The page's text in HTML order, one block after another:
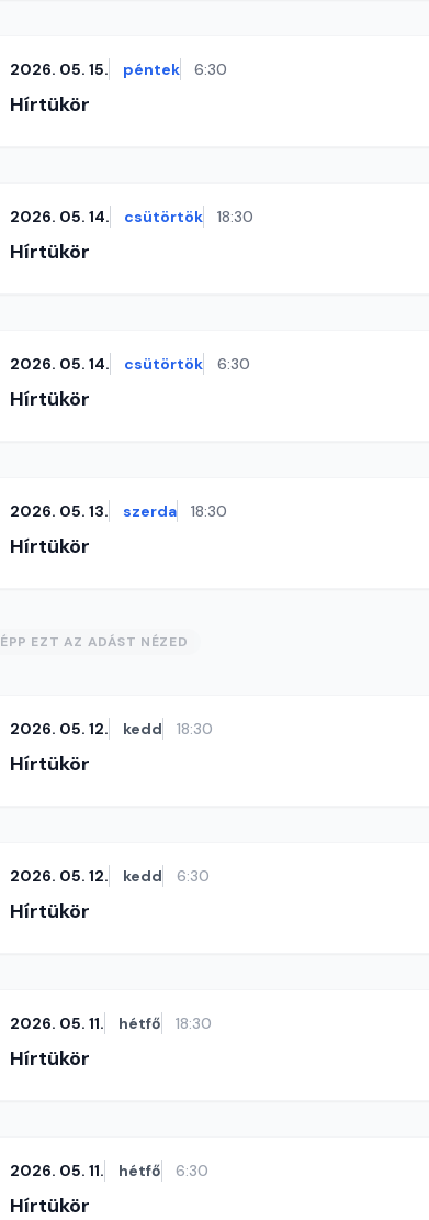
2026. 05. 15. péntek 6:30
Hírtükör
2026. 05. 14. csütörtök 18:30
Hírtükör
2026. 05. 14. csütörtök 6:30
Hírtükör
2026. 05. 13. szerda 18:30
Hírtükör
ÉPP EZT AZ ADÁST NÉZED
2026. 05. 12. kedd 18:30
Hírtükör
2026. 05. 12. kedd 6:30
Hírtükör
2026. 05. 11. hétfő 18:30
Hírtükör
2026. 05. 11. hétfő 6:30
Hírtükör